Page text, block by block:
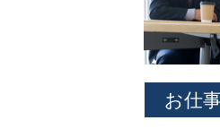
お仕